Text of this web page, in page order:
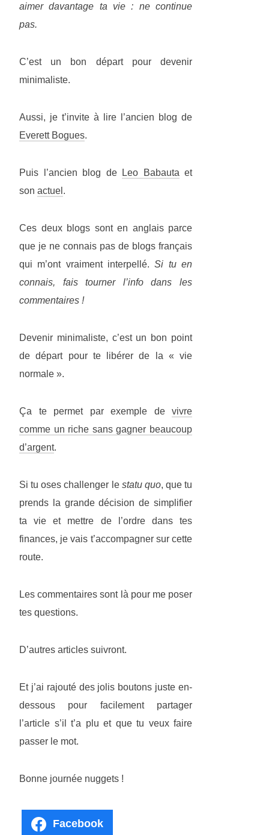
aimer davantage ta vie : ne continue
pas.
C’est un bon départ pour devenir
minimaliste.
Aussi, je t’invite à lire l’ancien blog de
Everett Bogues.
Puis l’ancien blog de Leo Babauta et
son actuel .
Ces deux blogs sont en anglais parce
que je ne connais pas de blogs français
qui m’ont vraiment interpellé.Si tu en
connais, fais tourner l’info dans les
commentaires !
Devenir minimaliste, c’est un bon point
de départ pour te libérer de la « vie
normale ».
Ça te permet par exemple de vivre
comme un riche sans gagner beaucoup
d’argent.
Si tu oses challenger le statu quo, que tu
prends la grande décision de simplifier
ta vie et mettre de l’ordre dans tes
finances, je vais t’accompagner sur cette
route.
Les commentaires sont là pour me poser
tes questions.
D’autres articles suivront.
Et j’ai rajouté des jolis boutons juste en-
dessous pour facilement partager
l’article s’il t’a plu et que tu veux faire
passer le mot.
Bonne journée nuggets !
Facebook